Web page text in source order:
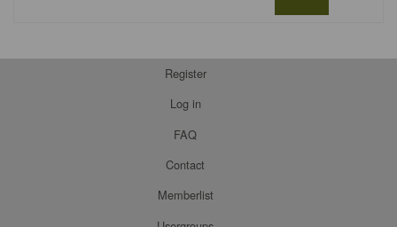
Register
Log in
FAQ
Contact
Memberlist